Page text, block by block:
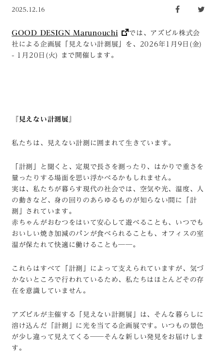
2025.12.16
GOOD DESIGN Marunouchi
では、アズビル株式会
社による企画展「見えない計測展」を、2026年1月9日(金)
- 1月20日(火) まで開催します。
『見えない計測展』
私たちは、見えない計測に囲まれて生きています。
「計測」と聞くと、定規で長さを測ったり、はかりで重さを
量ったりする場面を思い浮かべるかもしれません。
実は、私たちが暮らす現代の社会では、空気や光、温度、人
の動きなど、身の回りのあらゆるものが知らない間に「計
測」されています。
赤ちゃんがおむつをはいて安心して遊べることも、いつでも
おいしい焼き加減のパンが食べられることも、オフィスの室
温が保たれて快適に働けることも──。
これらはすべて「計測」によって支えられていますが、気づ
かないところで行われているため、私たちはほとんどその存
在を意識していません。
アズビルが主催する「見えない計測展」は、そんな暮らしに
溶け込んだ「計測」に光を当てる企画展です。いつもの景色
が少し違って見えてくる──そんな新しい発見をお届けしま
す。